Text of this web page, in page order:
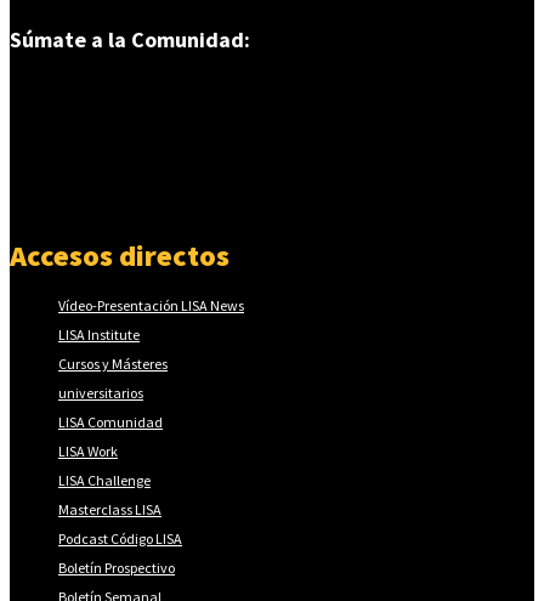
Súmate a la Comunidad:
Accesos directos
Vídeo-Presentación LISA News
LISA Institute
Cursos y Másteres
universitarios
LISA Comunidad
LISA Work
LISA Challenge
Masterclass LISA
Podcast Código LISA
Boletín Prospectivo
Boletín Semanal